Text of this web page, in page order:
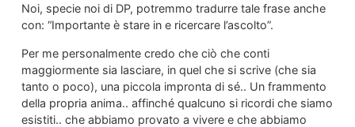
Noi, specie noi di DP, potremmo tradurre tale frase anche
con: “Importante è stare in e ricercare l’ascolto”.
Per me personalmente credo che ciò che conti
maggiormente sia lasciare, in quel che si scrive (che sia
tanto o poco), una piccola impronta di sé.. Un frammento
della propria anima.. affinché qualcuno si ricordi che siamo
esistiti.. che abbiamo provato a vivere e che abbiamo